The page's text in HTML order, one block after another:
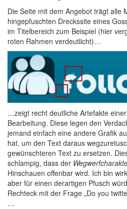
Die Seite mit dem Angebot trägt alle
hingepfuschten Dreckssite eines
im Titelbereich zum Beispiel (hier
roten Rahmen verdeutlicht)…
…zeigt recht deutliche Artefakte
Bearbeitung. Diese legen den
jemand einfach eine andere Grafik
hat, um den Text daraus
gewünschteren Text zu ersetzen.
schlampig, dass der
Hinschauen offenbar wird. Ich bin
aber für einen derartigen Pfusch
Rechteck mit der Frage „Do you
…